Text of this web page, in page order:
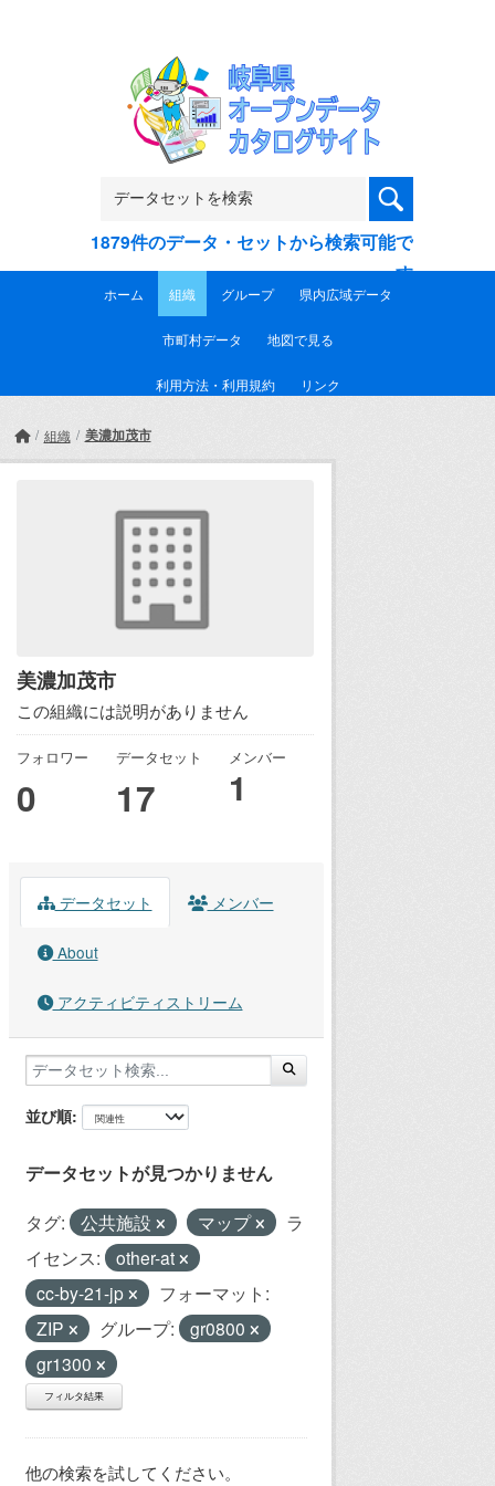
1879件のデータ・セットから検索可能で
す
ホーム 組織 グループ 県内広域データ
市町村データ 地図で見る
利用方法・利用規約 リンク
組織 美濃加茂市
美濃加茂市
この組織には説明がありません
フォロワー
0
データセット
17
メンバー
1
データセット メンバー
About
アクティビティストリーム
並び順
データセットが見つかりません
タグ: 公共施設 マップ
ラ
イセンス:
other-at
cc-by-21-jp
フォーマット:
ZIP
グループ:
gr0800
gr1300
フィルタ結果
他の検索を試してください。